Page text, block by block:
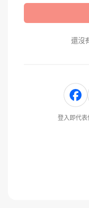
還沒
登入即代